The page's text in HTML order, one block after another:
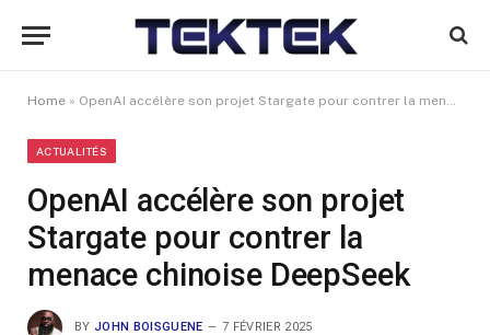
Home » OpenAI accélère son projet Stargate pour contrer la menace chinoise DeepSeek
ACTUALITÉS
OpenAI accélère son projet
Stargate pour contrer la
menace chinoise DeepSeek
BY JOHN BOISGUENE 7 FÉVRIER 2025